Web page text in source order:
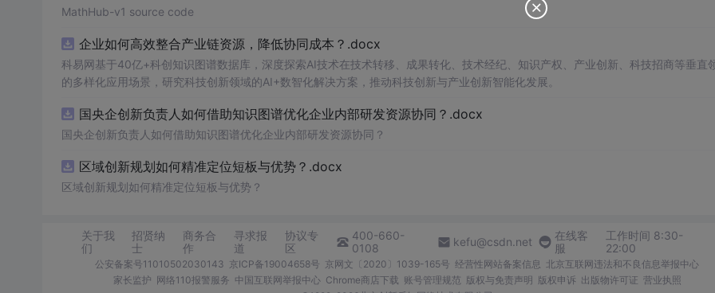
MathHub-v1 source code
企业如何高效整合产业链资源，降低协同成本？.docx
科易网基于40亿+科创知识图谱数据库，深度探索AI技术在技术转移、成果转化、技术经纪、知识产权、产业创新、科技招商等垂直
的多样化应用场景，研究科技创新领域的AI+数智化解决方案，推动科技创新与产业创新智能化发展。
国央企创新负责人如何借助知识图谱优化企业内部研发资源协同？.docx
国央企创新负责人如何借助知识图谱优化企业内部研发资源协同？
区域创新规划如何精准定位短板与优势？.docx
区域创新规划如何精准定位短板与优势？
关于我
们
招贤纳
士
商务合
作
寻求报
道
协议专
区
400-660-
0108
kefu@csdn.net
在线客
服
工作时间 8:30-
22:00
公安备案号11010502030143 京ICP备19004658号 京网文〔2020〕1039-165号 经营性网站备案信息 北京互联网违法和不良信息举报中心
家长监护 网络110报警服务 中国互联网举报中心 Chrome商店下载 账号管理规范 版权与免责声明 版权申诉 出版物许可证 营业执照